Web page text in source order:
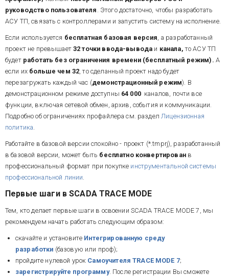
руководство пользователя . Этого достаточно, чтобы разработать
АСУ ТП, связать с контроллерами и запустить систему на исполнение.
Если используется бесплатная базовая версия, а разработанный
проект не превышает32 точки ввода-вывода и канала, то АСУ ТП
будет работать без ограничения времени (бесплатный режим). А
если их больше чем 32, то сделанный проект надо будет
перезагружать каждый час (демонстрационный режим). В
демонстрационном режиме доступны 64 000каналов, почти все
функции, включая сетевой обмен, архив, события и коммуникации.
Подробно об ограничениях профайлера см. разделЛицензионная
политика.
Работайте в базовой версии спокойно - проект (*.tmprj), разработанный
в базовой версии, может быть бесплатно конвертирован в
профессиональный формат при покупке инструментальной системы
профессиональной линии.
Первые шаги в SCADA TRACE MODE
Тем, кто делает первые шаги в освоении SCADA TRACE MODE 7, мы
рекомендуем начать работать следующим образом:
скачайте и установите Интегрированную среду
разработки (базовую или проф);
пройдите нулевой урок Самоучителя TRACE MODE 7;
зарегистрируйте программу. После регистрации Вы сможете